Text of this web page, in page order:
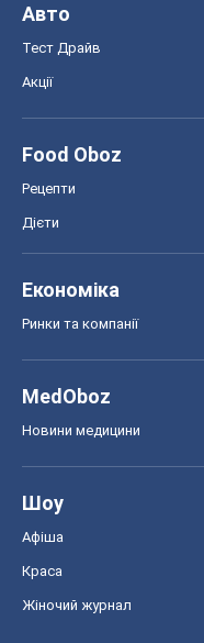
Авто
Тест Драйв
Акції
Food Oboz
Рецепти
Дієти
Економіка
Ринки та компанії
MedOboz
Новини медицини
Шоу
Афіша
Краса
Жіночий журнал